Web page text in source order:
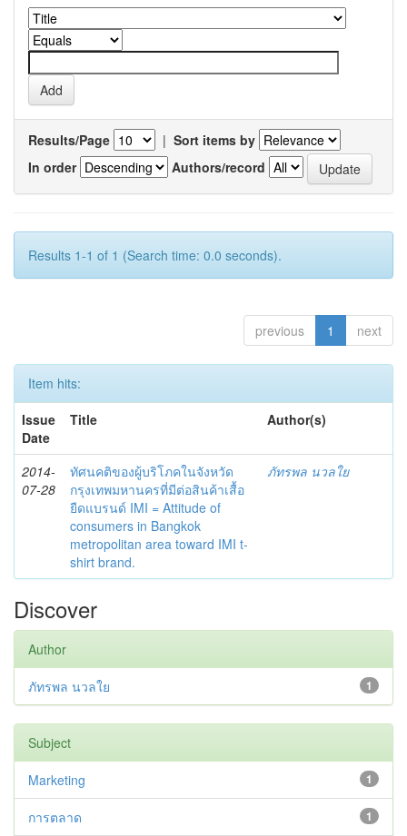
Results/Page | Sort items by
In order
Authors/record
Results 1-1 of 1 (Search time: 0.0 seconds).
previous 1 next
Item hits:
Issue
Date
Title Author(s)
2014-
07-28
ทัศนคติของผู้บริโภคในจังหวัด
กรุงเทพมหานครที่มีต่อสินค้าเสื้อ
ยืดแบรนด์ IMI = Attitude of
consumers in Bangkok
metropolitan area toward IMI t-
shirt brand.
ภัทรพล นวลใย
Discover
Author
1
ภัทรพล นวลใย
Subject
1
Marketing
1
การตลาด